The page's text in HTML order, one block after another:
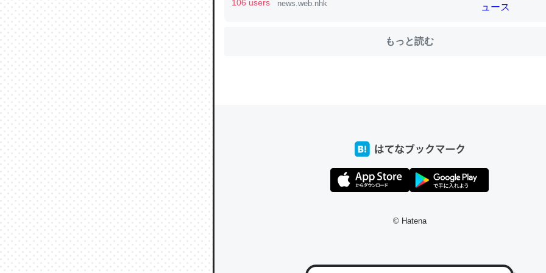
ウチもEchoを実家に置いて４年。でたまに覗いてる。ぼちぼちRingも置こうか
ちょうど同じ理由でEcho Show 8を設定中でした。PrimeとかSpotifyを支払う
106 users news.web.nhk
もっと読む
© Hatena